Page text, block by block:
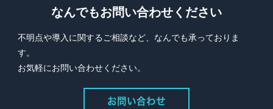
なんでもお問い合わせください
不明点や導入に関するご相談など、なんでも承っておりま
す。
お気軽にお問い合わせください。
お問い合わせ